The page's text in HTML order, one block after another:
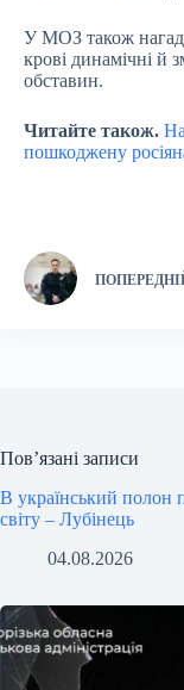
У МОЗ також
крові динамічні й
обставин.
Читайте також.
пошкоджену
Пов’язані записи
В український полон
світу – Лубінець
04.08.2026